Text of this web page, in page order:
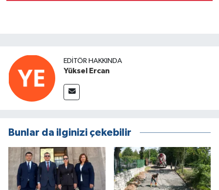
EDITÖR HAKKINDA
Yüksel Ercan
Bunlar da ilginizi çekebilir